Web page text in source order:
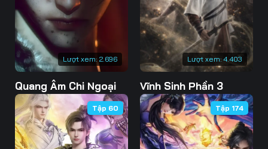
55 57
58 60
61 63
64 66
67 68 69
70 71 72
Lượt xem: 2.696
Quang Âm Chi Ngoại
Lượt xem: 4.403
Vĩnh Sinh Phần 3
Tập 60 Tập 174